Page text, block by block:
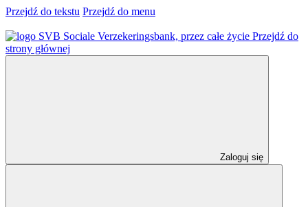
Przejdź do tekstu Przejdź do menu
Przejdź do
strony głównej
Zaloguj się